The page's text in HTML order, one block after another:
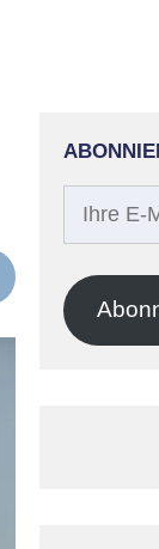
Adresse